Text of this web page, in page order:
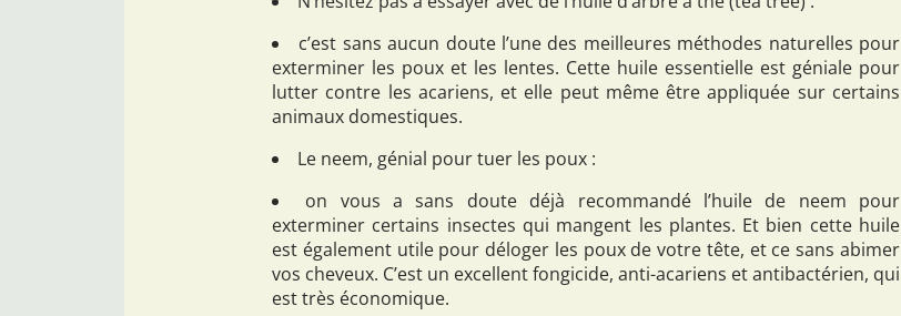
c’est sans aucun doute l’une des meilleures méthodes naturelles pour
exterminer les poux et les lentes. Cette huile essentielle est géniale pour
lutter contre les acariens, et elle peut même être appliquée sur certains
animaux domestiques.
Le neem, génial pour tuer les poux :
on vous a sans doute déjà recommandé l’huile de neem pour
exterminer certains insectes qui mangent les plantes. Et bien cette huile
est également utile pour déloger les poux de votre tête, et ce sans abimer
vos cheveux. C’est un excellent fongicide, anti-acariens et antibactérien, qui
est très économique.